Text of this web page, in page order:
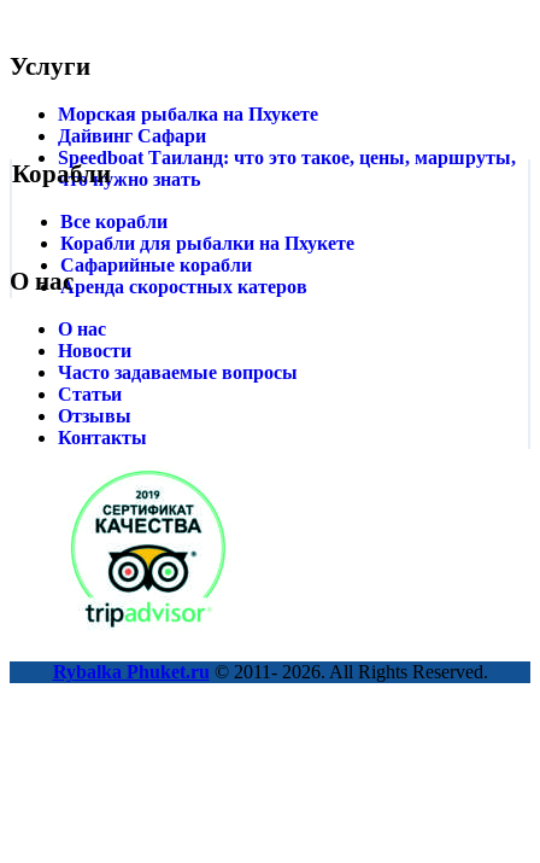
Услуги
Морская рыбалка на Пхукете
Дайвинг Сафари
Speedboat Таиланд: что это такое, цены, маршруты,
что нужно знать
Корабли
Все корабли
Корабли для рыбалки на Пхукете
Сафарийные корабли
Аренда скоростных катеров
О нас
О нас
Новости
Часто задаваемые вопросы
Статьи
Отзывы
Контакты
Rybalka Phuket.ru © 2011- 2026. All Rights Reserved.